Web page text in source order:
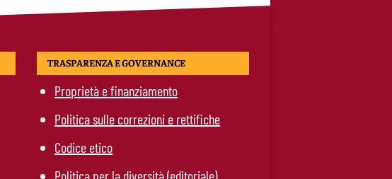
TRASPARENZA E GOVERNANCE
Proprietà e finanziamento
Politica sulle correzioni e rettifiche
Codice etico
Politica per la diversità (editoriale)